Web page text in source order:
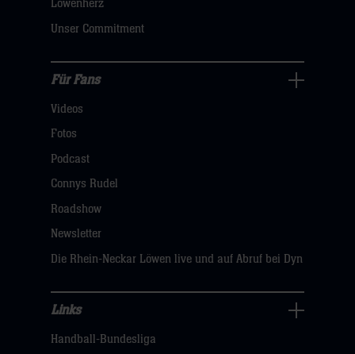
hier
Löwenherz
Unser Commitment
Fans
Navigation
öffnen,
dann
hier
Für Fans
Videos
Fotos
Podcast
Connys Rudel
Roadshow
Newsletter
Die Rhein-Neckar Löwen live und auf Abruf bei Dyn
Navigation
Links
Handball-Bundesliga